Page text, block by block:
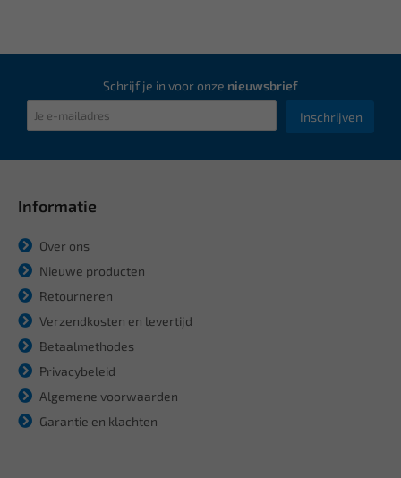
Schrijf je in voor onze nieuwsbrief
Inschrijven
Informatie
Over ons
Nieuwe producten
Retourneren
Verzendkosten en levertijd
Betaalmethodes
Privacybeleid
Algemene voorwaarden
Garantie en klachten